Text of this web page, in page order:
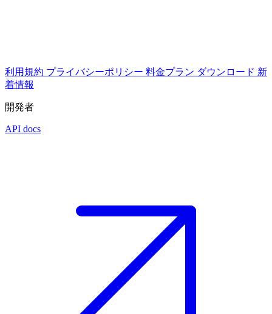
利用規約 プライバシーポリシー 料金プラン ダウンロード 新
着情報
開発者
API docs